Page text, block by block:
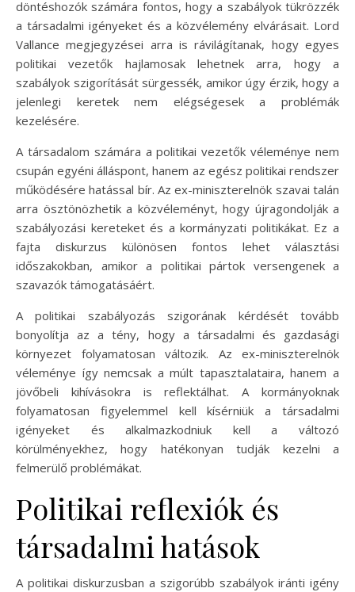
döntéshozók számára fontos, hogy a szabályok tükrözzék
a társadalmi igényeket és a közvélemény elvárásait. Lord
Vallance megjegyzései arra is rávilágítanak, hogy egyes
politikai vezetők hajlamosak lehetnek arra, hogy a
szabályok szigorítását sürgessék, amikor úgy érzik, hogy a
jelenlegi keretek nem elégségesek a problémák
kezelésére.
A társadalom számára a politikai vezetők véleménye nem
csupán egyéni álláspont, hanem az egész politikai rendszer
működésére hatással bír. Az ex-miniszterelnök szavai talán
arra ösztönözhetik a közvéleményt, hogy újragondolják a
szabályozási kereteket és a kormányzati politikákat. Ez a
fajta diskurzus különösen fontos lehet választási
időszakokban, amikor a politikai pártok versengenek a
szavazók támogatásáért.
A politikai szabályozás szigorának kérdését tovább
bonyolítja az a tény, hogy a társadalmi és gazdasági
környezet folyamatosan változik. Az ex-miniszterelnök
véleménye így nemcsak a múlt tapasztalataira, hanem a
jövőbeli kihívásokra is reflektálhat. A kormányoknak
folyamatosan figyelemmel kell kísérniük a társadalmi
igényeket és alkalmazkodniuk kell a változó
körülményekhez, hogy hatékonyan tudják kezelni a
felmerülő problémákat.
Politikai reflexiók és
társadalmi hatások
A politikai diskurzusban a szigorúbb szabályok iránti igény